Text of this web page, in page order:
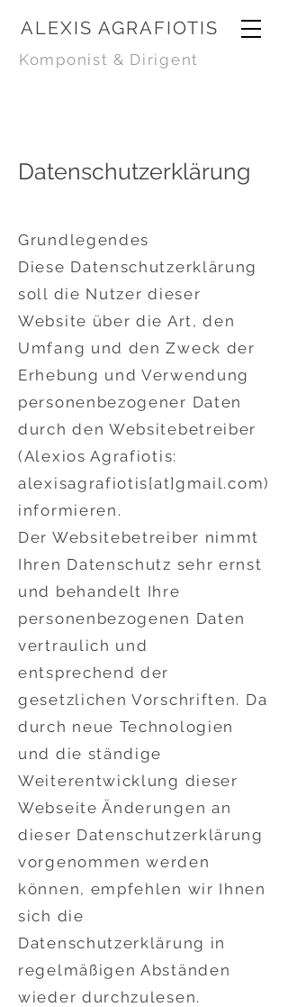
ALEXIS AGRAFIOTIS
Komponist & Dirigent
Datenschutzerklärung
Grundlegendes
Diese Datenschutzerklärung
soll die Nutzer dieser
Website über die Art, den
Umfang und den Zweck der
Erhebung und Verwendung
personenbezogener Daten
durch den Websitebetreiber
(Alexios Agrafiotis:
alexisagrafiotis[at]gmail.com)
informieren.
Der Websitebetreiber nimmt
Ihren Datenschutz sehr ernst
und behandelt Ihre
personenbezogenen Daten
vertraulich und
entsprechend der
gesetzlichen Vorschriften. Da
durch neue Technologien
und die ständige
Weiterentwicklung dieser
Webseite Änderungen an
dieser Datenschutzerklärung
vorgenommen werden
können, empfehlen wir Ihnen
sich die
Datenschutzerklärung in
regelmäßigen Abständen
wieder durchzulesen.